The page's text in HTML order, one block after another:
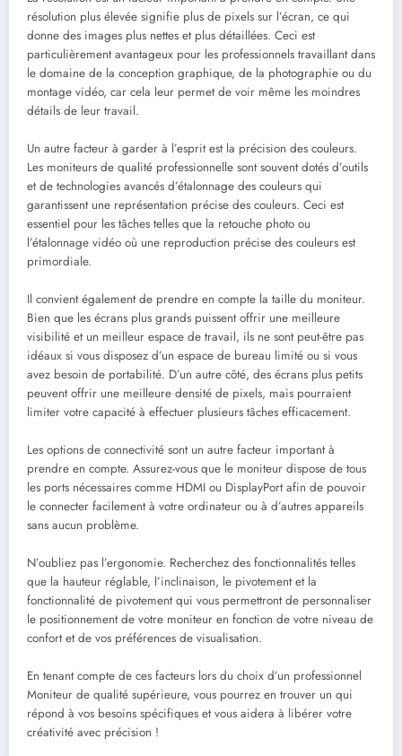
résolution plus élevée signifie plus de pixels sur l’écran, ce qui
donne des images plus nettes et plus détaillées. Ceci est
particulièrement avantageux pour les professionnels travaillant dans
le domaine de la conception graphique, de la photographie ou du
montage vidéo, car cela leur permet de voir même les moindres
détails de leur travail.
Un autre facteur à garder à l’esprit est la précision des couleurs.
Les moniteurs de qualité professionnelle sont souvent dotés d’outils
et de technologies avancés d’étalonnage des couleurs qui
garantissent une représentation précise des couleurs. Ceci est
essentiel pour les tâches telles que la retouche photo ou
l’étalonnage vidéo où une reproduction précise des couleurs est
primordiale.
Il convient également de prendre en compte la taille du moniteur.
Bien que les écrans plus grands puissent offrir une meilleure
visibilité et un meilleur espace de travail, ils ne sont peut-être pas
idéaux si vous disposez d’un espace de bureau limité ou si vous
avez besoin de portabilité. D’un autre côté, des écrans plus petits
peuvent offrir une meilleure densité de pixels, mais pourraient
limiter votre capacité à effectuer plusieurs tâches efficacement.
Les options de connectivité sont un autre facteur important à
prendre en compte. Assurez-vous que le moniteur dispose de tous
les ports nécessaires comme HDMI ou DisplayPort afin de pouvoir
le connecter facilement à votre ordinateur ou à d’autres appareils
sans aucun problème.
N’oubliez pas l’ergonomie. Recherchez des fonctionnalités telles
que la hauteur réglable, l’inclinaison, le pivotement et la
fonctionnalité de pivotement qui vous permettront de personnaliser
le positionnement de votre moniteur en fonction de votre niveau de
confort et de vos préférences de visualisation.
En tenant compte de ces facteurs lors du choix d’un professionnel
Moniteur de qualité supérieure, vous pourrez en trouver un qui
répond à vos besoins spécifiques et vous aidera à libérer votre
créativité avec précision !